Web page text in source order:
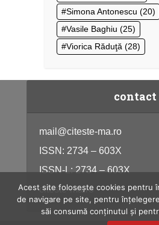
Simona Antonescu (20)
Vasile Baghiu (25)
Viorica Răduţă (28)
contact
mail@citeste-ma.ro
ISSN: 2734 – 603X
ISSN-L: 2734 – 603X
citeste-ma.ro
Acest site folosește cookies pentru
de navigare pe site, pentru
săi consumă conținutul și